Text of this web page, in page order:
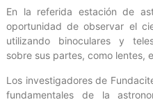
En la referida estación de
oportunidad de observar el
utilizando binoculares y
sobre sus partes, como lentes,
Los investigadores de
fundamentales de la